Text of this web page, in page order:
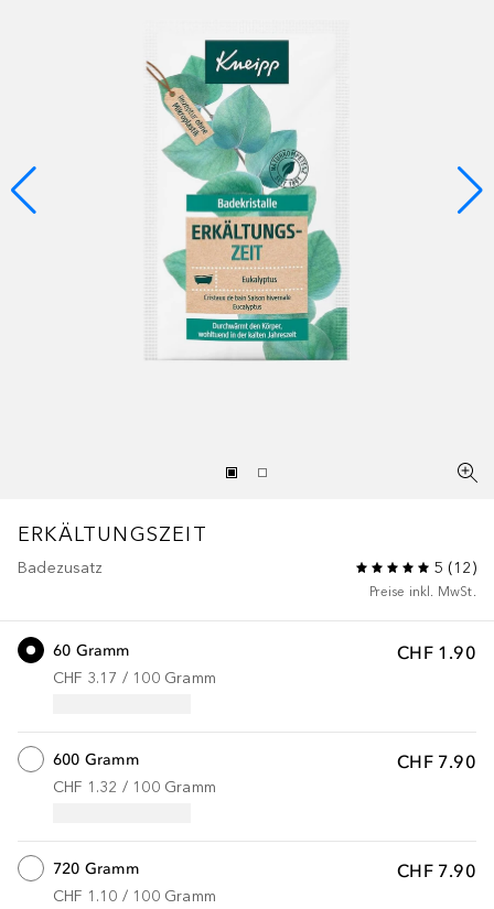
ERKÄLTUNGSZEIT
Badezusatz 5 (12)
Preise inkl. MwSt.
CHF 1.90
60 Gramm
CHF 3.17 / 100 Gramm
CHF 7.90
600 Gramm
CHF 1.32 / 100 Gramm
CHF 7.90
720 Gramm
CHF 1.10 / 100 Gramm